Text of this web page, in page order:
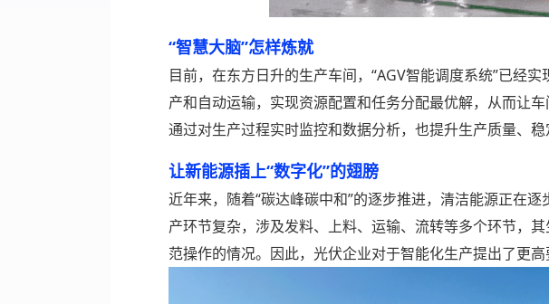
“智慧大脑”怎样炼就
目前，在东方日升的生产车间，“AGV智能调度系统”已经
产和自动运输，实现资源配置和任务分配最优解，从而让
通过对生产过程实时监控和数据分析，也提升生产质量、稳
让新能源插上“数字化”的翅膀
近年来，随着“碳达峰碳中和”的逐步推进，清洁能源正在
产环节复杂，涉及发料、上料、运输、流转等多个环节，
范操作的情况。因此，光伏企业对于智能化生产提出了更高